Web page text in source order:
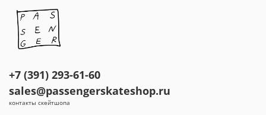
+7 (391) 293-61-60
sales@passengerskateshop.ru
контакты скейтшопа